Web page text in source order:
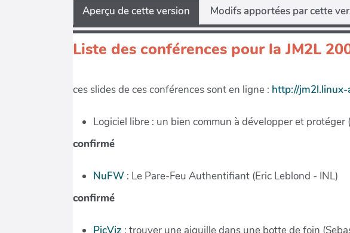
Aperçu de cette version Modifs apportées par cette